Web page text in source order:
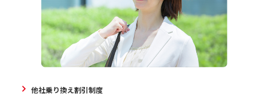
他社乗り換え割引制度